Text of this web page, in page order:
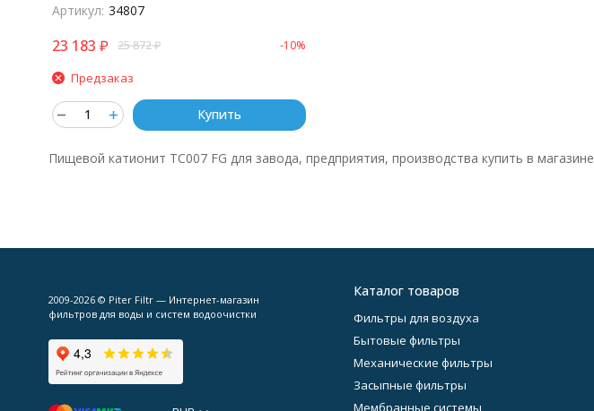
Артикул: 34807
23 183 ₽ 25 872₽ -10%
Предзаказ
Купить
Пищевой катионит TC007 FG для завода, предприятия, производства купить в магазине
2009-2026 © Piter Filtr — Интернет-магазин
фильтров для воды и систем водоочистки
Каталог товаров
Фильтры для воздуха
Бытовые фильтры
Механические фильтры
Засыпные фильтры
Мембранные системы